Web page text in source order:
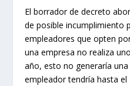
El borrador de decreto
de posible incumplimiento
empleadores que opten
una empresa no realiza
año, esto no generaría
empleador tendría hasta